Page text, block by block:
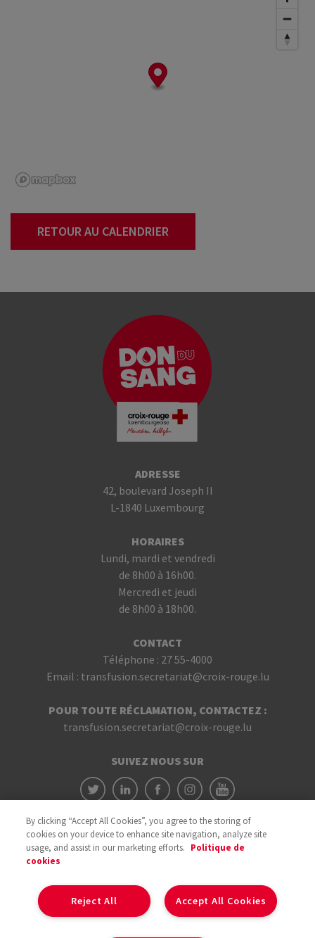
RETOUR AU CALENDRIER
ADRESSE
42, boulevard Joseph II
L-1840 Luxembourg
HORAIRES
Lundi, mardi et vendredi
de 8h00 à 16h00.
Mercredi et jeudi
de 8h00 à 18h00.
CONTACT
Téléphone : 27 55-4000
Email : transfusion.secretariat@croix-rouge.lu
POUR TOUTE RÉCLAMATION, CONTACTEZ :
transfusion.secretariat@croix-rouge.lu
SUIVEZ NOUS SUR
By clicking “Accept All Cookies”, you agree to the storing of
cookies on your device to enhance site navigation, analyze site
usage, and assist in our marketing efforts. Politique de
cookies
Accept All Cookies
Reject All